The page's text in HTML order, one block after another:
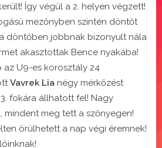
Így végül a 2. helyen végzett!
mezőnyben szintén döntőt
döntőben jobbnak bizonyult nála
akasztottak Bence nyakába!
az U9-es korosztály 24
Vavrek Lia négy mérkőzést
fokára állhatott fel! Nagy
mindent meg tett a szőnyegen!
örülhetett a nap végi éremnek!